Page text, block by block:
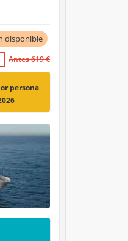
disponible
Antes 619 €
persona